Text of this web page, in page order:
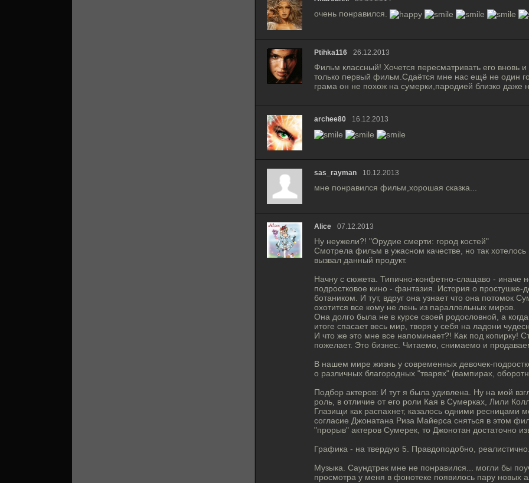
очень понравился.
Ptihka116 26.12.2013
Фильм классный! Хочется пересматривать его вновь
только первый фильм.Сдаётся мне нас ещё не один
грама он не похож на сумерки,пародией близко даже
archee80 16.12.2013
sas_rayman 10.12.2013
мне понравился фильм,хорошая сказка...
Alice 07.12.2013
Ну неужели?! "Орудие смерти: город костей"
Смотрела фильм в ужасном качестве, но так
вызвал данный продукт.
Начну с сюжета. Типично-конфетно-слащаво - иначе
подростковое кино - фантазия. История о простушке-
ботаником. И тут, вдруг она узнает что она потомок
охотится все кому не лень из параллельных миров.
Она долго была не в курсе своей родословной, а
итоге спасает весь мир, творя у себя на ладони
И что же это мне все напоминает?! Как под копирку!
пожелает. Это бизнес. Читаемо, снимаемо и
В нашем мире жизнь у современных девочек-
о различных благородных "тварях" (вампирах,
Подбор актеров: И тут я была удивлена. Ну на мой
роль, в отличие от его роли Кая в Сумерках, Лили
Глазищи как распахнет, казалось одними ресницами
согласие Джонатана Риза Майерса сняться в этом
"прорыв" актеров Сумерек, то Джонотан достаточно
Графика - на твердую 5. Правдоподобно,
Музыка. Саундтрек мне не понравился... могли бы
просмотра у меня в фонотеке появилось пару новых